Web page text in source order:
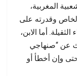
المغربية،
وقدرته على
أما الابن،
عن “صنهاجي
وإن أخطأ أو